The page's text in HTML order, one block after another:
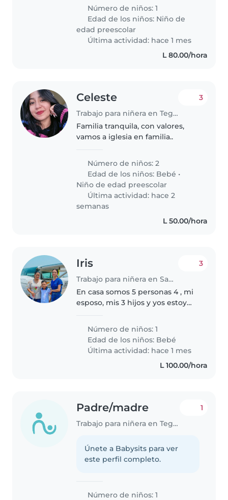
niño preescolar inteligente,
independiente y tranquilo. Nos
encantaría que te unieras a
nosotros..
Número de niños: 1
Edad de los niños: Niño de
edad preescolar
Última actividad: hace 1 mes
L 80.00/hora
Celeste
Trabajo para niñera en Tegucigalpa
3
Familia tranquila, con valores,
vamos a iglesia en familia..
Número de niños: 2
Edad de los niños: Bebé •
Niño de edad preescolar
Última actividad: hace 2
semanas
L 50.00/hora
Iris
Trabajo para niñera en San Pedro Sula
3
En casa somos 5 personas 4 , mi
esposo, mis 3 hijos y yos estoy
mi bebé de 7 meses, solo para
que cuide de ella, este
pendiente de sus biberones y
sus..
Número de niños: 1
Edad de los niños: Bebé
Última actividad: hace 1 mes
L 100.00/hora
Padre/madre
Trabajo para niñera en Tegucigalpa
1
Únete a Babysits para ver
este perfil completo.
Número de niños: 1